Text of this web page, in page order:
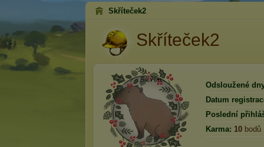
Skříteček2
Skříteček2
Odsloužené
Datum
Poslední
Karma: 10 bodů